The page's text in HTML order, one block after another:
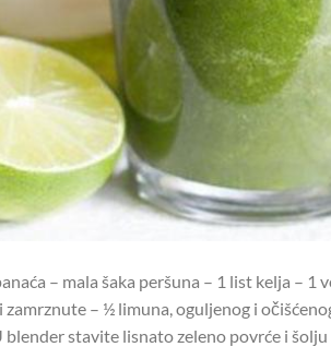
– mala šaka peršuna – 1 list kelja –
zamrznute – ½ limuna, oguljenog i
blender stavite lisnato zeleno povrće i